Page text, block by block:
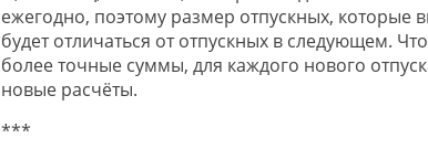
ежегодно, поэтому размер отпускных, которые
будет отличаться от отпускных в следующем.
более точные суммы, для каждого нового
новые расчёты.
***